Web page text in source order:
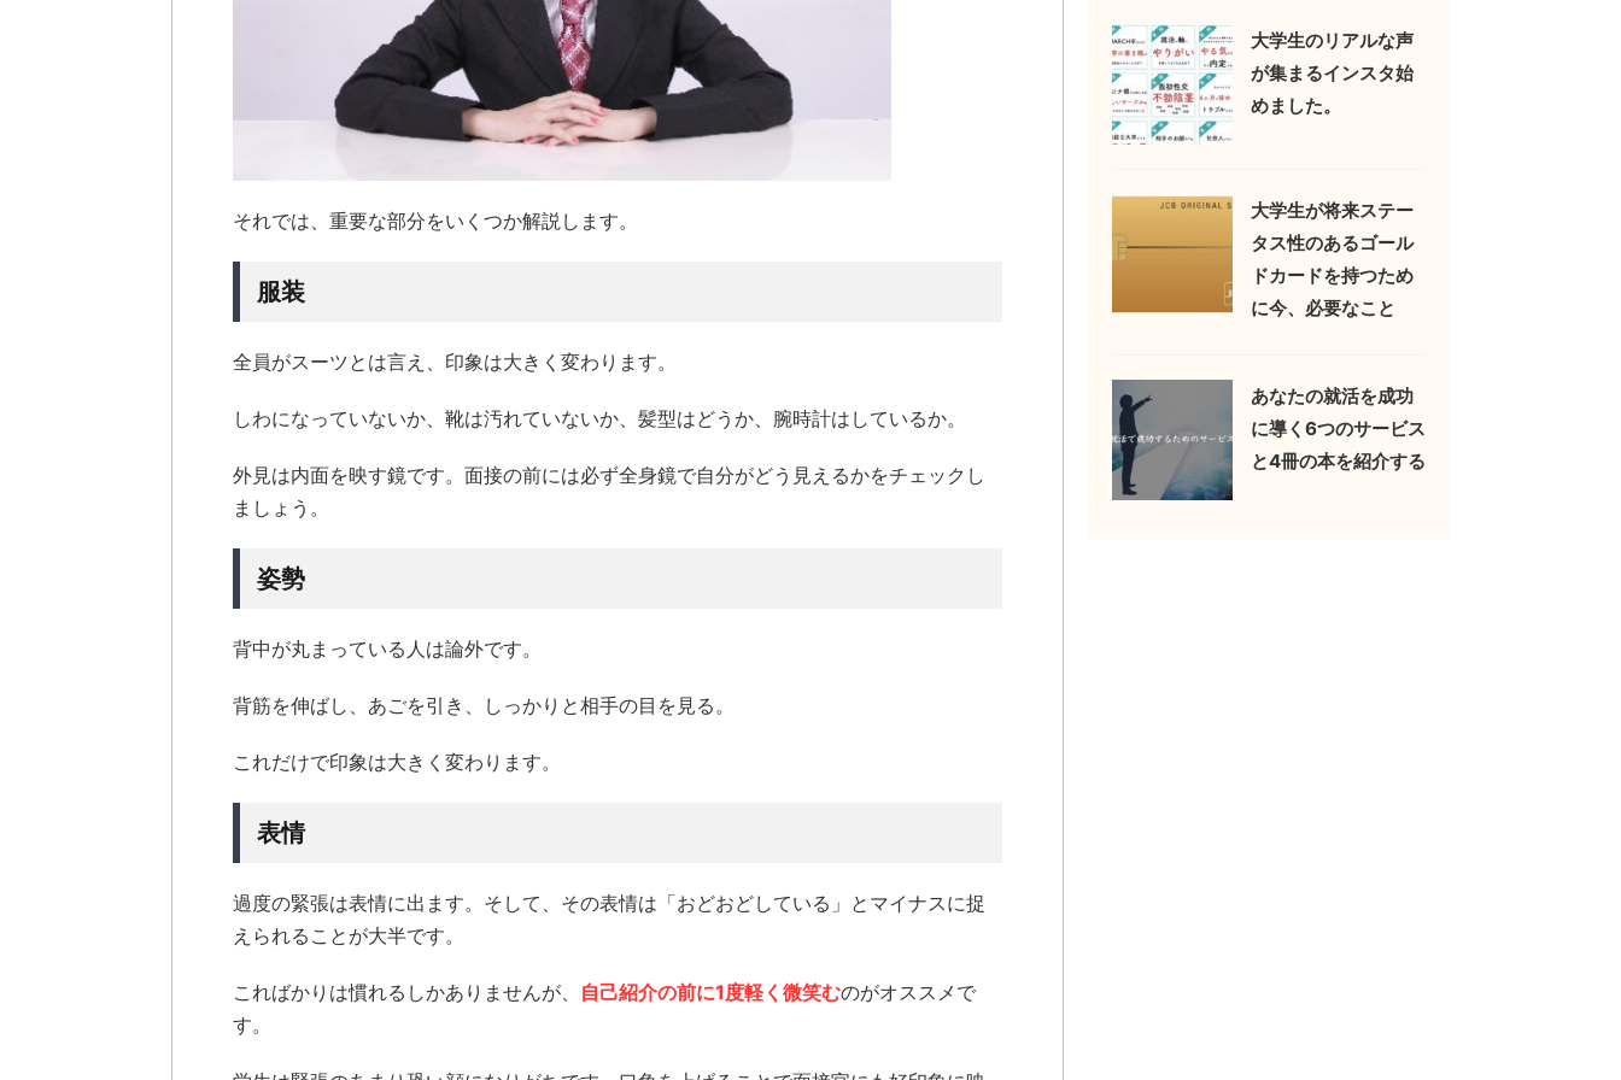
それでは、重要な部分をいくつか解説します。
服装
全員がスーツとは言え、印象は大きく変わります。
しわになっていないか、靴は汚れていないか、髪型はどうか、腕時計はしているか。
外見は内面を映す鏡です。面接の前には必ず全身鏡で自分がどう見えるかをチェックし
ましょう。
姿勢
背中が丸まっている人は論外です。
背筋を伸ばし、あごを引き、しっかりと相手の目を見る。
これだけで印象は大きく変わります。
表情
過度の緊張は表情に出ます。そして、その表情は「おどおどしている」とマイナスに捉
えられることが大半です。
こればかりは慣れるしかありませんが、 自己紹介の前に1度軽く微笑むのがオススメで
す。
大学生のリアルな声
が集まるインスタ始
めました。
大学生が将来ステー
タス性のあるゴール
ドカードを持つため
に今、必要なこと
あなたの就活を成功
に導く6つのサービス
と4冊の本を紹介する